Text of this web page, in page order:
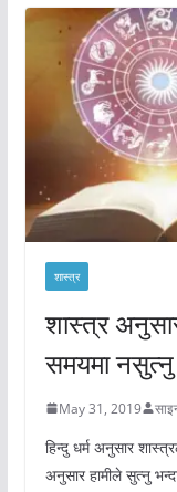
शास्त्र
शास्त्र
समयमा नसुत्नु
May 31, 2019
हिन्दु धर्म अनुसार
अनुसार हामीले सुत्नु